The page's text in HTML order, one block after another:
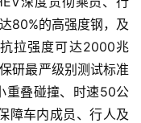
80%的高强度钢，及
拉强度可达2000兆
研最严级别测试标准
重叠碰撞、时速50公
障车内成员、行人及